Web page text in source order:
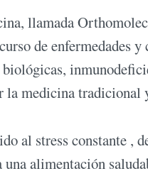
llamada
de enfermedades
la medicina
al stress constante ,
alimentación